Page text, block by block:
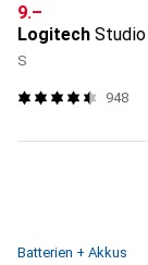
CHF
9.–
Logitech Studio
S
948
Batterien + Akkus